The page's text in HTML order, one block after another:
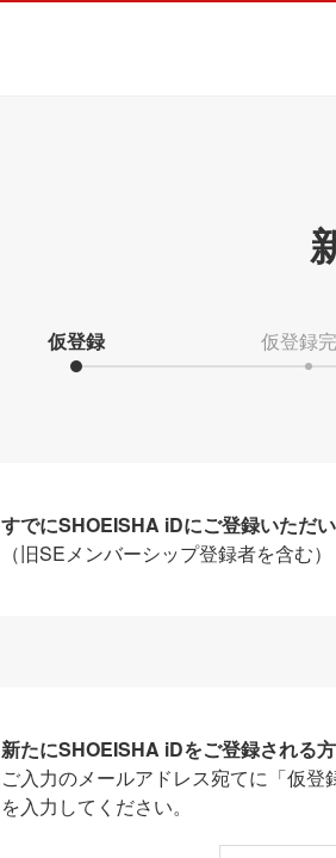
仮登録 仮登録
すでにSHOEISHA iDにご登録いただ
（旧SEメンバーシップ登録者を含む）
新たにSHOEISHA iDをご登録される
ご入力のメールアドレス宛てに「仮
を入力してください。